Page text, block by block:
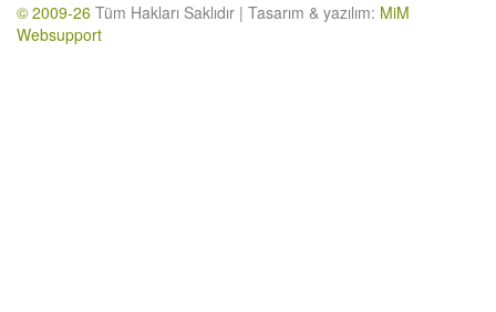
© 2009-26 Tüm Hakları Saklıdır | Tasarım & yazılım: MiM
Websupport